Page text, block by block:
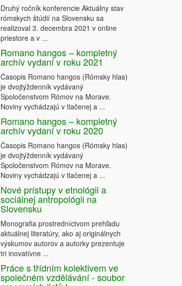
Druhý ročník konferencie Aktuálny stav
rómskych štúdií na Slovensku sa
realizoval 3. decembra 2021 v online
priestore a v ...
Romano hangos – kompletný
archív vydaní v roku 2021
Časopis Romano hangos (Rómsky hlas)
je dvojtýždenník vydávaný
Spoločenstvom Rómov na Morave.
Noviny vychádzajú v tlačenej a ...
Romano hangos – kompletný
archív vydaní v roku 2020
Časopis Romano hangos (Rómsky hlas)
je dvojtýždenník vydávaný
Spoločenstvom Rómov na Morave.
Noviny vychádzajú v tlačenej a ...
Nové prístupy v etnológii a
sociálnej antropológii na
Slovensku
Monografia prostredníctvom prehľadu
aktuálnej literatúry, ako aj originálnych
výskumov autorov a autorky prezentuje
tri inovatívne ...
Práce s třídním kolektivem ve
společném vzdělávání - soubor